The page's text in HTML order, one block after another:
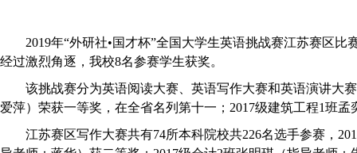
2019年“外研社•国才杯”全国大学生英语挑战赛江苏赛区
经过激烈角逐，我校8名参赛学生获奖。
该挑战赛分为英语阅读大赛、英语写作大赛和英语演讲大
爱萍）荣获一等奖，在全省名列第十一；2017级建筑工程1班
江苏赛区写作大赛共有74所本科院校共226名选手参赛，